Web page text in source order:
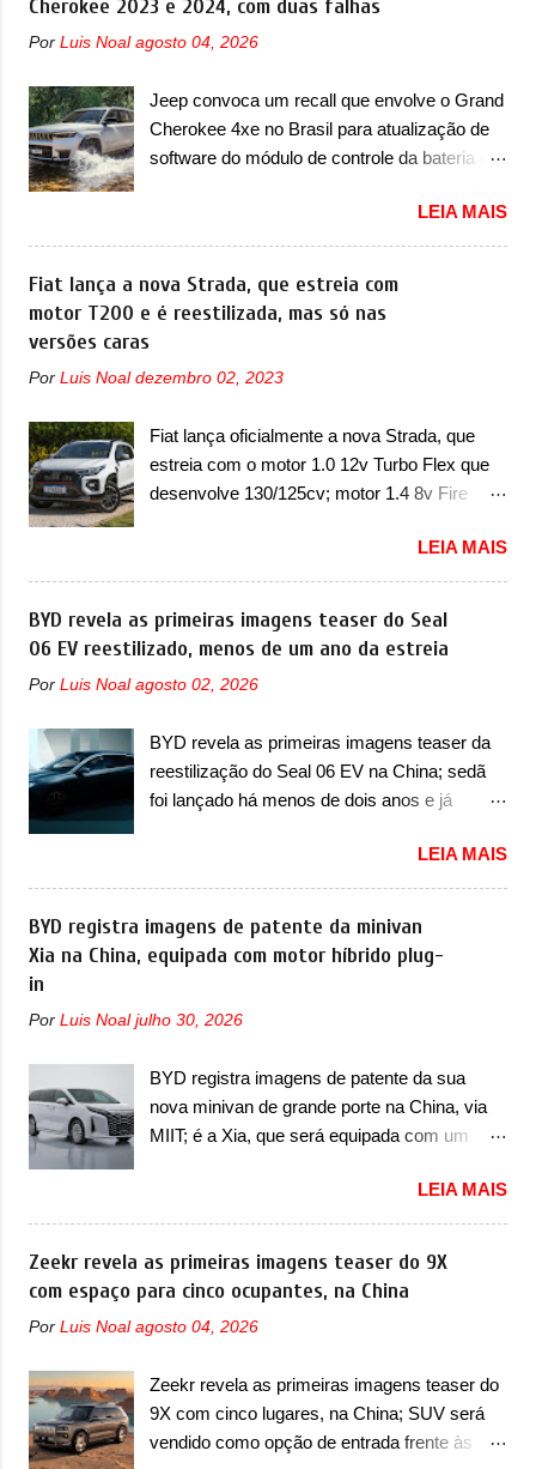
Nesse ano também era lançada a nova
anos ganhava uma nova geração feita do
zero, apelidada de "Bolinha" por suas formas
arredondadas. Além do Gol, outro
Era o Pointer, versão hatchback do Logus
que chegava depois de um ano de atraso. A
invasão de 1994 foi marcava pelos
franceses, alemães, japoneses e coreanos
nosso mercado. Os importados que mais se
Renault R19 que vinha em 3 versões de
carroceria, sendo duas do hatch e o sedan, a
famosa Kia Besta, o Vol...
Cherokee 2023 e 2024, com duas falhas
Por Luis Noal agosto 04, 2026
Jeep convoca um recall que envolve o Grand
Cherokee 4xe no Brasil para atualização de
software do módulo de controle da bateria e
Jeep convocou no dia 10 de outubro de 2025
um chamado que envolve os proprietários do
Grand Cherokee 4xe, em sua versão única
Limited, com unidades de ano/modelo 2023 e
concessionária mais próxima para a solução
uma atualização do software do módulo de
controle da bateria (AHCP e HCP). Para
alguns veículos envolvidos, também, será
substituição do motor do ventilador HVAC
(aquecimento, ventilação e ar-condicionado).
A marca também confirmou que “foi
identificada a possibilidade de uma
sobrecarga do microprocessador do Módulo
causar a perda de força motriz, requerendo a
atualização do software do modulo de...
LEIA MAIS
Fiat lança a nova Strada, que estreia com
motor T200 e é reestilizada, mas só nas
versões caras
Por Luis Noal dezembro 02, 2023
Fiat lança oficialmente a nova Strada, que
estreia com o motor 1.0 12v Turbo Flex que
desenvolve 130/125cv; motor 1.4 8v Fire
oficialmente a nova Strada, que aparece com
mudanças visuais e com uma nova opção de
motor. Depois da picape compacta receber o
câmbio automático CVT no ano passado, a
do motor 1.0 12v Turbo Flex, conhecido
a Fiat Strada soube ser mutável com
avanços importantes que a concorrência
nunca conseguiu acompanhar e agora ela
chegada do motor T200, que estreou nos
irmãos Pulse e Fastback. "A Fiat Strada é
mais do que uma picape, é uma verdadeira
revolução no mercado automotivo. Há alguns
chagaria ao topo do mercado brasileiro, algo
prova viva que time que está ganhando se
mexe sim. Ao longo da sua história, ela...
LEIA MAIS
BYD revela as primeiras imagens teaser do Seal
06 EV reestilizado, menos de um ano da estreia
Por Luis Noal agosto 02, 2026
BYD revela as primeiras imagens teaser da
reestilização do Seal 06 EV na China; sedã
foi lançado há menos de dois anos e já
revelou as primeiras imagens teaser de uma
mudança visual para um dos seus menores
sedãs elétricos na China, pertencente à linha
Ocean. Trata-se do Seal 06 EV, lançado no
segundo semestre de 2025. Sim, há menos
vendido com mudanças visuais na dianteira e
identidade visual mais moderna da marca,
mas ainda sem motivos para que essa
mudança já seja tão recente assim (o que
consumidores). Pelas imagens teaser, se
percebe que o sedã contará com um novo
para-choque na dianteira. Ele passa a trazer
um vinco horizontal mais destacado que
atravessa toda a dianteira do sedã, passando
possui um espaço para a placa novo abaixo
do vinco e uma nova entrada de ar inferio...
LEIA MAIS
BYD registra imagens de patente da minivan
Xia na China, equipada com motor híbrido plug-
in
Por Luis Noal julho 30, 2026
BYD registra imagens de patente da sua
nova minivan de grande porte na China, via
MIIT; é a Xia, que será equipada com um
primeiras imagens de patente de uma nova
minivan, na China. Registradas no Ministério
da Indústria e Tecnologia da Informação, o
MIIT, a BYD Xia é uma nova minivan que a
marca chinesa apresentará aos
consumidores chineses para além da
Equipada com um motor híbrido plug-in
(PHEV), a nova minivan vai colocar a marca
para concorrer com uma série de outras
LEIA MAIS
Zeekr revela as primeiras imagens teaser do 9X
com espaço para cinco ocupantes, na China
Por Luis Noal agosto 04, 2026
Zeekr revela as primeiras imagens teaser do
9X com cinco lugares, na China; SUV será
vendido como opção de entrada frente às